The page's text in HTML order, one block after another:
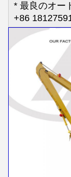
* 最良のオー
+86